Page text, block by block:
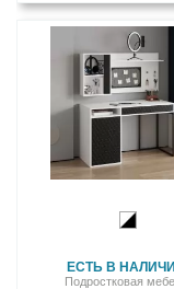
ЕСТЬ В
Подростковая